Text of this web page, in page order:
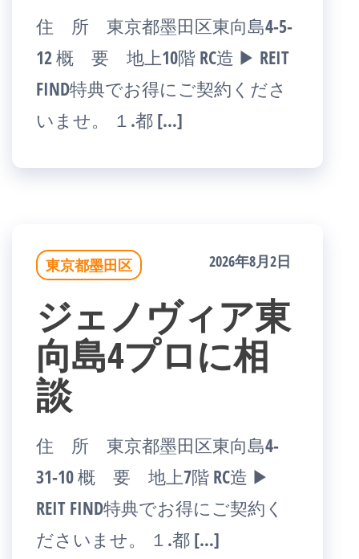
住 所 東京都墨田区東向島4-5-
12 概 要 地上10階 RC造 ▶ REIT
FIND特典でお得にご契約くださ
いませ。 １.都 […]
東京都墨田区 2026年8月2日
ジェノヴィア東
向島4プロに相
談
住 所 東京都墨田区東向島4-
31-10 概 要 地上7階 RC造 ▶
REIT FIND特典でお得にご契約く
ださいませ。 １.都 […]